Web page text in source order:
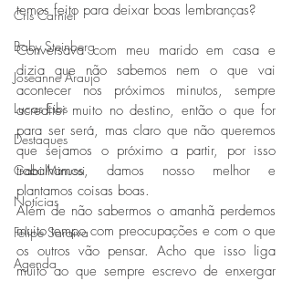
Cris Carniel
Baby Steinberg
Joseanne Araujo
Lucas Eibs
Destaques
Gabi Minussi
Notícias
Felipe Saraiva
Agenda
temos feito para deixar boas lembranças?
Conversava com meu marido em casa e
dizia que não sabemos nem o que vai
acontecer nos próximos minutos, sempre
acreditei muito no destino, então o que for
para ser será, mas claro que não queremos
que sejamos o próximo a partir, por isso
trabalhamos, damos nosso melhor e
plantamos coisas boas.
Além de não sabermos o amanhã perdemos
muito tempo com preocupações e com o que
os outros vão pensar. Acho que isso liga
muito ao que sempre escrevo de enxergar